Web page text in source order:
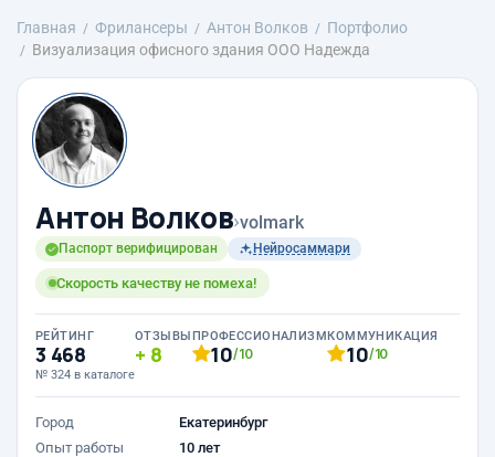
Главная Фрилансеры Антон Волков
Портфолио
Визуализация офисного здания ООО Надежда
Антон Волков›volmark
Паспорт верифицирован Нейросаммари
Скорость качеству не помеха!
РЕЙТИНГ
3 468
№ 324 в каталоге
ОТЗЫВЫ
8
ПРОФЕССИОНАЛИЗМ
10/10
КОММУНИКАЦИЯ
10/10
Город
Екатеринбург
Опыт работы
10 лет